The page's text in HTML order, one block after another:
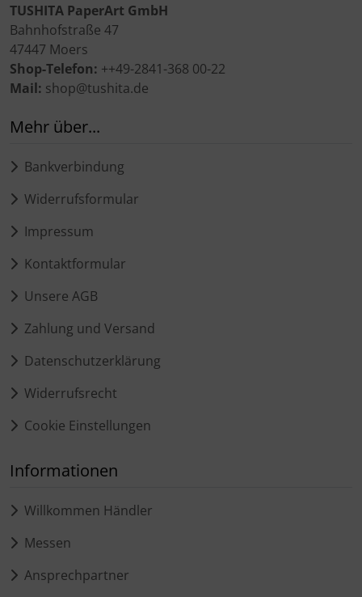
TUSHITA PaperArt GmbH
Bahnhofstraße 47
47447 Moers
Shop-Telefon: ++49-2841-368 00-22
Mail: shop@tushita.de
Mehr über...
Bankverbindung
Widerrufsformular
Impressum
Kontaktformular
Unsere AGB
Zahlung und Versand
Datenschutzerklärung
Widerrufsrecht
Cookie Einstellungen
Informationen
Willkommen Händler
Messen
Ansprechpartner